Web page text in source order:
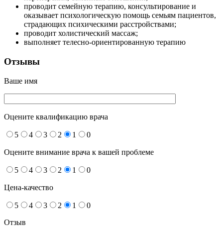
проводит семейную терапию, консультирование и
оказывает психологическую помощь семьям пациентов,
страдающих психическими расстройствами;
проводит холистический массаж;
выполняет телесно-ориентированную терапию
Отзывы
Ваше имя
Оцените квалификацию врача
5 4 3 2 1 0
Оцените внимание врача к вашей проблеме
5 4 3 2 1 0
Цена-качество
5 4 3 2 1
0
Отзыв